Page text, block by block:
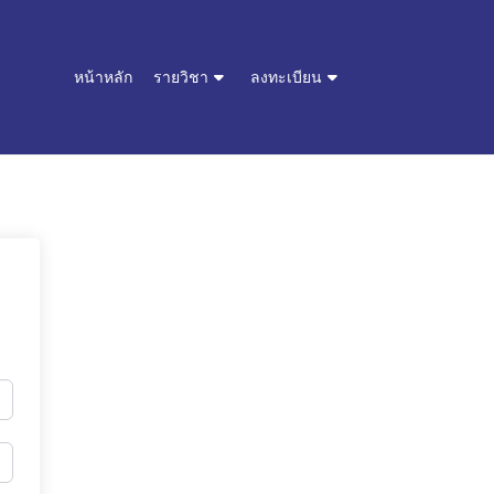
หน้าหลัก รายวิชา ลงทะเบียน